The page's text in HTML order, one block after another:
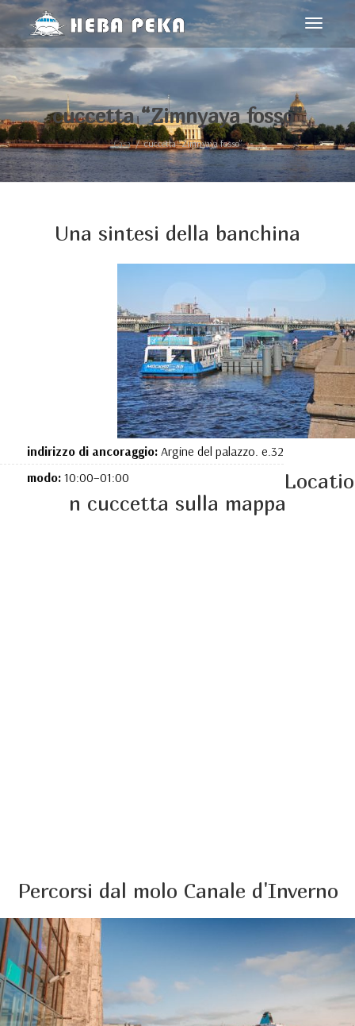
Toggle
cuccetta “Zimnyaya fosso”
Casa cuccetta “Zimnyaya fosso”
Una sintesi della banchina
indirizzo di ancoraggio:Argine del palazzo. e.32
modo:10:00–01:00
Locatio
n cuccetta sulla mappa
Percorsi dal molo Canale d'Inverno